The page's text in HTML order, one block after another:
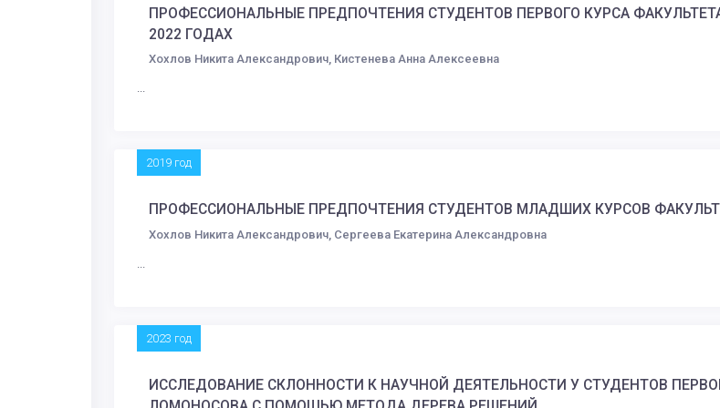
ПРОФЕССИОНАЛЬНЫЕ ПРЕДПОЧТЕНИЯ СТУДЕНТОВ ПЕРВОГО КУРСА
2022 ГОДАХ
Хохлов Никита Александрович, Кистенева Анна Алексеевна
...
2019 год
ПРОФЕССИОНАЛЬНЫЕ ПРЕДПОЧТЕНИЯ СТУДЕНТОВ МЛАДШИХ КУРСОВ
Хохлов Никита Александрович, Сергеева Екатерина Александровна
2023 год
ИССЛЕДОВАНИЕ СКЛОННОСТИ К НАУЧНОЙ ДЕЯТЕЛЬНОСТИ У СТУДЕНТОВ